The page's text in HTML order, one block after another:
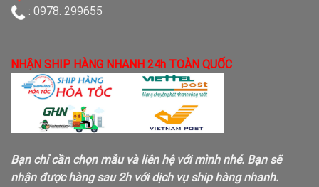
: 0978. 299655
NHẬN SHIP HÀNG NHANH 24h TOÀN QUỐC
Bạn chỉ cần chọn mẫu và liên hệ với mình nhé. Bạn sẽ
nhận được hàng sau 2h với dịch vụ ship hàng nhanh.